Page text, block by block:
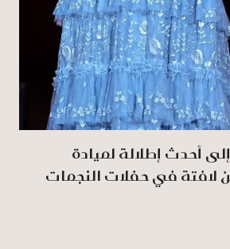
أحدث إطلالة لميادة
لافتة في حفلات النجمات